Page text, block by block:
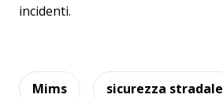
incidenti.
Mims sicurezza stradale